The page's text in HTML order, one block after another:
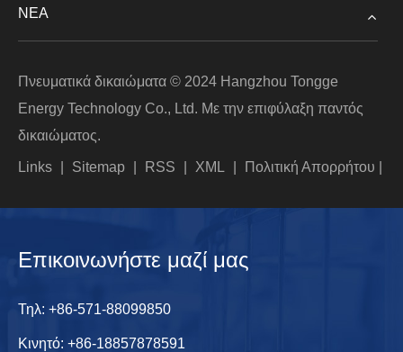
ΝΈΑ
Πνευματικά δικαιώματα © 2024 Hangzhou Tongge
Energy Technology Co., Ltd. Με την επιφύλαξη παντός
δικαιώματος.
Links Sitemap RSS XML Πολιτική Απορρήτου
Επικοινωνήστε μαζί μας
Τηλ: +86-571-88099850
Κινητό: +86-18857878591